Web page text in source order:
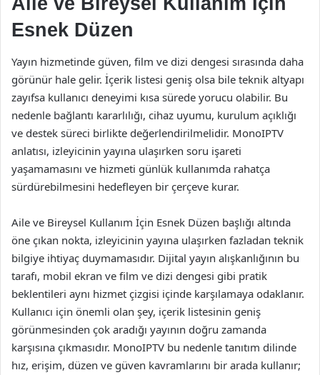
Esnek Düzen
Yayın hizmetinde güven, film ve dizi dengesi sırasında daha
görünür hale gelir. İçerik listesi geniş olsa bile teknik altyapı
zayıfsa kullanıcı deneyimi kısa sürede yorucu olabilir. Bu
nedenle bağlantı kararlılığı, cihaz uyumu, kurulum açıklığı
ve destek süreci birlikte değerlendirilmelidir. MonoIPTV
anlatısı, izleyicinin yayına ulaşırken soru işareti
yaşamamasını ve hizmeti günlük kullanımda rahatça
sürdürebilmesini hedefleyen bir çerçeve kurar.
Aile ve Bireysel Kullanım İçin Esnek Düzen başlığı altında
öne çıkan nokta, izleyicinin yayına ulaşırken fazladan teknik
bilgiye ihtiyaç duymamasıdır. Dijital yayın alışkanlığının bu
tarafı, mobil ekran ve film ve dizi dengesi gibi pratik
beklentileri aynı hizmet çizgisi içinde karşılamaya odaklanır.
Kullanıcı için önemli olan şey, içerik listesinin geniş
görünmesinden çok aradığı yayının doğru zamanda
karşısına çıkmasıdır. MonoIPTV bu nedenle tanıtım dilinde
hız, erişim, düzen ve güven kavramlarını bir arada kullanır;